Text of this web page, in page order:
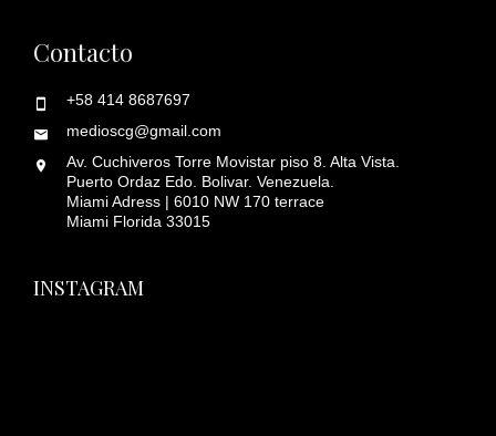
Contacto
+58 414 8687697
medioscg@gmail.com
Av. Cuchiveros Torre Movistar piso 8. Alta Vista.
Puerto Ordaz Edo. Bolivar. Venezuela.
Miami Adress | 6010 NW 170 terrace
Miami Florida 33015
INSTAGRAM